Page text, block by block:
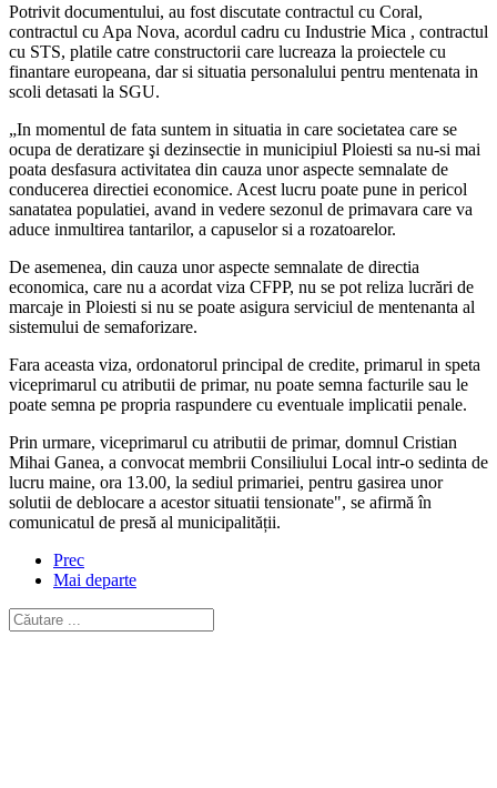
Potrivit documentului, au fost discutate contractul cu Coral,
contractul cu Apa Nova, acordul cadru cu Industrie Mica , contractul
cu STS, platile catre constructorii care lucreaza la proiectele cu
finantare europeana, dar si situatia personalului pentru mentenata in
scoli detasati la SGU.
„In momentul de fata suntem in situatia in care societatea care se
ocupa de deratizare şi dezinsectie in municipiul Ploiesti sa nu-si mai
poata desfasura activitatea din cauza unor aspecte semnalate de
conducerea directiei economice. Acest lucru poate pune in pericol
sanatatea populatiei, avand in vedere sezonul de primavara care va
aduce inmultirea tantarilor, a capuselor si a rozatoarelor.
De asemenea, din cauza unor aspecte semnalate de directia
economica, care nu a acordat viza CFPP, nu se pot reliza lucrări de
marcaje in Ploiesti si nu se poate asigura serviciul de mentenanta al
sistemului de semaforizare.
Fara aceasta viza, ordonatorul principal de credite, primarul in speta
viceprimarul cu atributii de primar, nu poate semna facturile sau le
poate semna pe propria raspundere cu eventuale implicatii penale.
Prin urmare, viceprimarul cu atributii de primar, domnul Cristian
Mihai Ganea, a convocat membrii Consiliului Local intr-o sedinta de
lucru maine, ora 13.00, la sediul primariei, pentru gasirea unor
solutii de deblocare a acestor situatii tensionate", se afirmă în
comunicatul de presă al municipalității.
Prec
Mai departe